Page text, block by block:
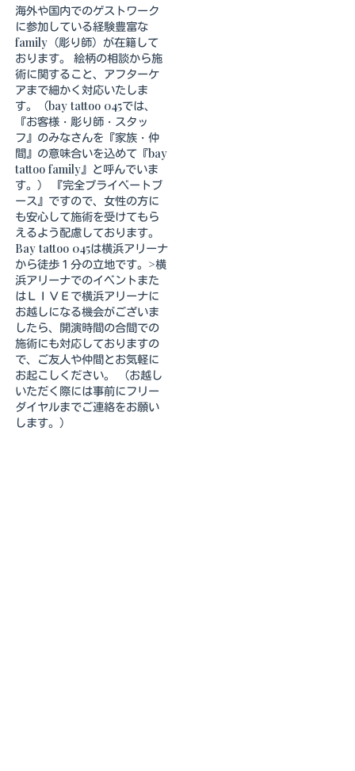
海外や国内でのゲストワーク
に参加している経験豊富な
family（彫り師）が在籍して
おります。 絵柄の相談から施
術に関すること、アフターケ
アまで細かく対応いたしま
す。（bay tattoo 045では、
『お客様・彫り師・スタッ
フ』のみなさんを『家族・仲
間』の意味合いを込めて『bay
tattoo family』と呼んでいま
す。） 『完全プライベートブ
ース』ですので、女性の方に
も安心して施術を受けてもら
えるよう配慮しております。
Bay tattoo 045は横浜アリーナ
から徒歩１分の立地です。>横
浜アリーナでのイベントまた
はＬＩＶＥで横浜アリーナに
お越しになる機会がございま
したら、開演時間の合間での
施術にも対応しておりますの
で、ご友人や仲間とお気軽に
お起こしください。 （お越し
いただく際には事前にフリー
ダイヤルまでご連絡をお願い
します。）